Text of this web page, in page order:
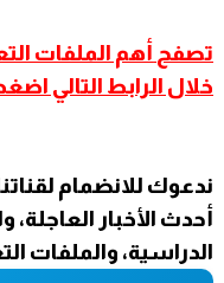
تصفح أهم الملفات
خلال الرابط التالي
ندعوك للانضمام
أحدث الأخبار
الدراسية، والملفات